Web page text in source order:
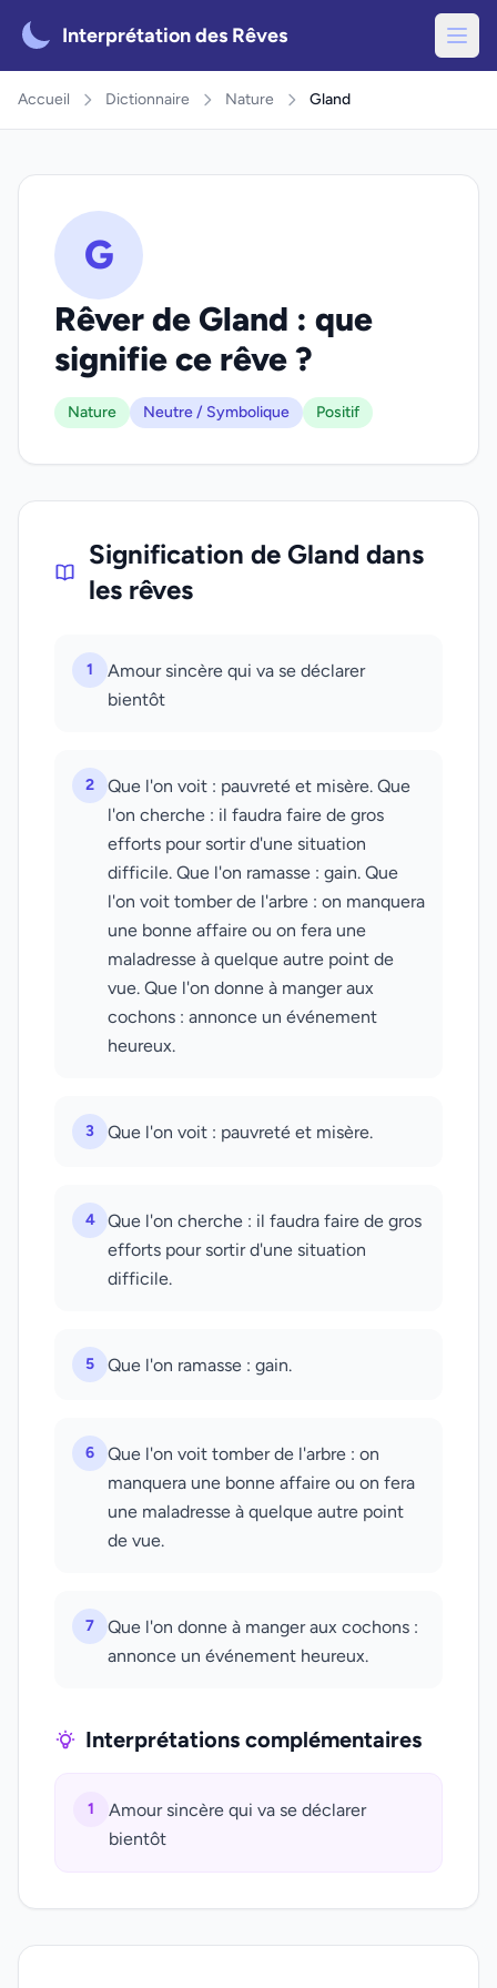
Interprétation des Rêves
Accueil Dictionnaire Nature Gland
G
Rêver de Gland : que
signifie ce rêve ?
Nature Neutre / Symbolique Positif
Signification de Gland dans
les rêves
1
Amour sincère qui va se déclarer
bientôt
2
Que l'on voit : pauvreté et misère. Que
l'on cherche : il faudra faire de gros
efforts pour sortir d'une situation
difficile. Que l'on ramasse : gain. Que
l'on voit tomber de l'arbre : on manquera
une bonne affaire ou on fera une
maladresse à quelque autre point de
vue. Que l'on donne à manger aux
cochons : annonce un événement
heureux.
3 Que l'on voit : pauvreté et misère.
4
Que l'on cherche : il faudra faire de gros
efforts pour sortir d'une situation
difficile.
5 Que l'on ramasse : gain.
6
Que l'on voit tomber de l'arbre : on
manquera une bonne affaire ou on fera
une maladresse à quelque autre point
de vue.
7
Que l'on donne à manger aux cochons :
annonce un événement heureux.
Interprétations complémentaires
1
Amour sincère qui va se déclarer
bientôt